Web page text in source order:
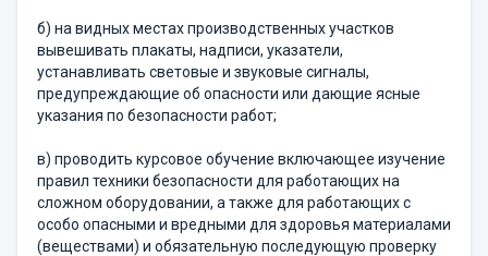
б) на видных местах производственных участков
вывешивать плакаты, надписи, указатели,
устанавливать световые и звуковые сигналы,
предупреждающие об опасности или дающие ясные
указания по безопасности работ;
в) проводить курсовое обучение включающее изучение
правил техники безопасности для работающих на
сложном оборудовании, а также для работающих с
особо опасными и вредными для здоровья материалами
(веществами) и обязательную последующую проверку